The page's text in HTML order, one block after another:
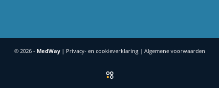
© 2026 - MedWay | Privacy- en cookieverklaring| Algemene voorwaarden